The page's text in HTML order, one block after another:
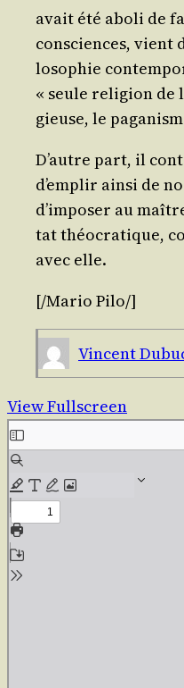
avait été abo­li de
consciences, vient
lo­so­phie
« seule reli­gion de
gieuse, le
D’autre part, il
d’emplir ain­si de
d’im­po­ser au
tat théo­cra­tique,
avec elle.
[/​Mario Pilo/​]
Vincent
View Fullscreen